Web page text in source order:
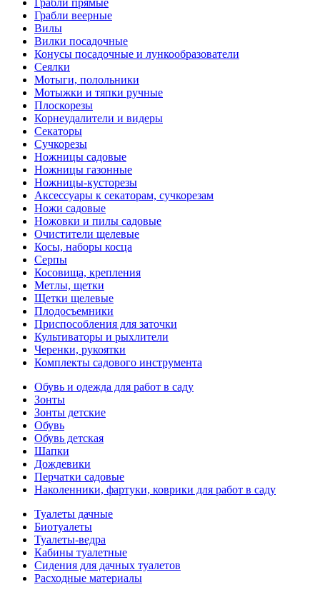
Грабли прямые
Грабли веерные
Вилы
Вилки посадочные
Конусы посадочные и лункообразователи
Сеялки
Мотыги, полольники
Мотыжки и тяпки ручные
Плоскорезы
Корнеудалители и видеры
Секаторы
Сучкорезы
Ножницы садовые
Ножницы газонные
Ножницы-кусторезы
Аксессуары к секаторам, сучкорезам
Ножи садовые
Ножовки и пилы садовые
Очистители щелевые
Косы, наборы косца
Серпы
Косовища, крепления
Метлы, щетки
Щетки щелевые
Плодосъемники
Приспособления для заточки
Культиваторы и рыхлители
Черенки, рукоятки
Комплекты садового инструмента
Обувь и одежда для работ в саду
Зонты
Зонты детские
Обувь
Обувь детская
Шапки
Дождевики
Перчатки садовые
Наколенники, фартуки, коврики для работ в саду
Туалеты дачные
Биотуалеты
Туалеты-ведра
Кабины туалетные
Сидения для дачных туалетов
Расходные материалы